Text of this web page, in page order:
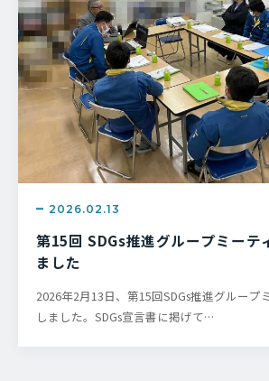
2026.02.13
第15回 SDGs推進グループミーテ
ました
2026年2月13日、第15回SDGs推進グループ
しました。SDGs宣言書に掲げて…